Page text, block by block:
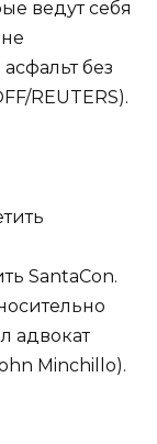
ведут себя
без
REUTERS).
SantaCon.
адвокат
Minchillo).